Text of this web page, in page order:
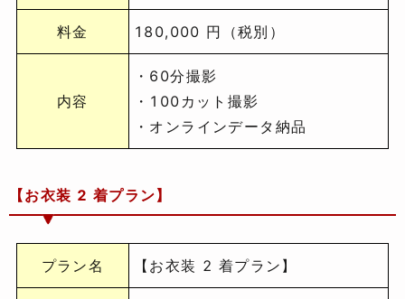
料金 180,000 円（税別）
内容
・60分撮影
・100カット撮影
・オンラインデータ納品
【お衣装 2 着プラン】
プラン名 【お衣装 2 着プラン】